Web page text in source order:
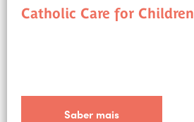
Catholic Care for Children
Saber mais